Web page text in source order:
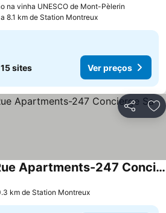
na vinha UNESCO de Mont-Pèlerin
a 8.1 km de Station Montreux
15 sites Ver preços
Partilhar
Montreux Grand Rue Apartments-247 Concierge Sa
km de Station Montreux